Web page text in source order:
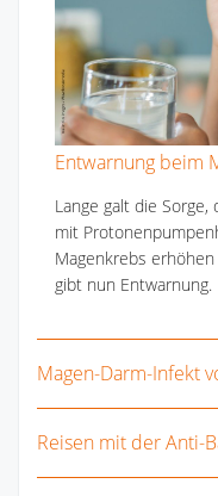
Entwarnung beim
Lange galt die
mit
Magenkrebs
gibt nun Entwarnung.
Magen-Darm-Infekt
Reisen mit der Anti-